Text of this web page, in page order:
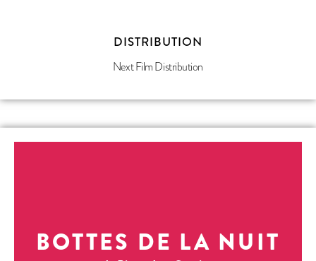
DISTRIBUTION
Next Film Distribution
BOTTES DE LA NUIT